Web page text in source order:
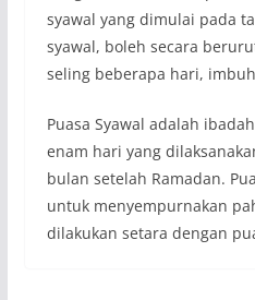
syawal yang dimulai pada
syawal, boleh secara
seling beberapa hari,
Puasa Syawal adalah
enam hari yang
bulan setelah Ramadan.
untuk menyempurnakan
dilakukan setara dengan